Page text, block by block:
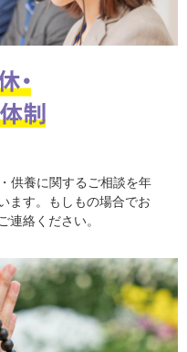
供養に関するご相談を年
ます。もしもの場合でお
連絡ください。